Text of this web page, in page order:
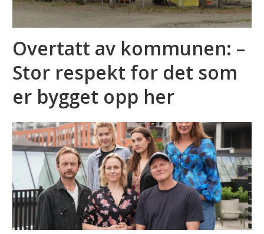
Overtatt av kommunen: –
Stor respekt for det som
er bygget opp her